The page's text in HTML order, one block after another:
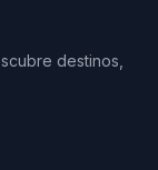
destinos,